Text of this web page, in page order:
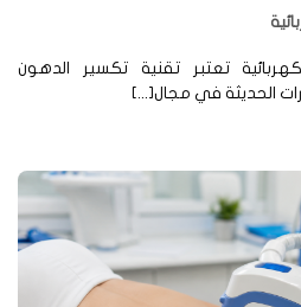
تعتبر تقنية تكسير الدهون
الحديثة في مجال[...]